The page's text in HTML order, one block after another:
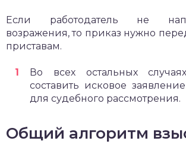
Если работодатель не
возражения, то приказ нужно
приставам.
Во всех остальных
составить исковое
для судебного рассмотрения.
Общий алгоритм